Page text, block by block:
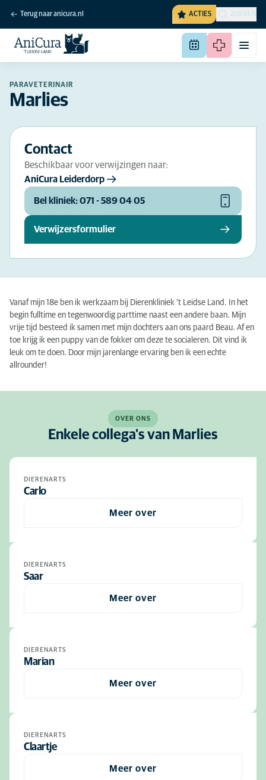
Terug naar anicura.nl ACTIES ZOEKEN
PARAVETERINAIR
Marlies
Contact
Beschikbaar voor verwijzingen naar:
AniCura Leiderdorp
Bel kliniek: 071 - 589 04 05
Verwijzersformulier
Vanaf mijn 18e ben ik werkzaam bij Dierenkliniek 't Leidse Land. In het
begin fulltime en tegenwoordig parttime naast een andere baan. Mijn
vrije tijd besteed ik samen met mijn dochters aan ons paard Beau. Af en
toe krijg ik een puppy van de fokker om deze te socialeren. Dit vind ik
leuk om te doen. Door mijn jarenlange ervaring ben ik een echte
allrounder!
OVER ONS
Enkele collega's van Marlies
DIERENARTS
Carlo
Meer over
DIERENARTS
Saar
Meer over
DIERENARTS
Marian
Meer over
DIERENARTS
Claartje
Meer over